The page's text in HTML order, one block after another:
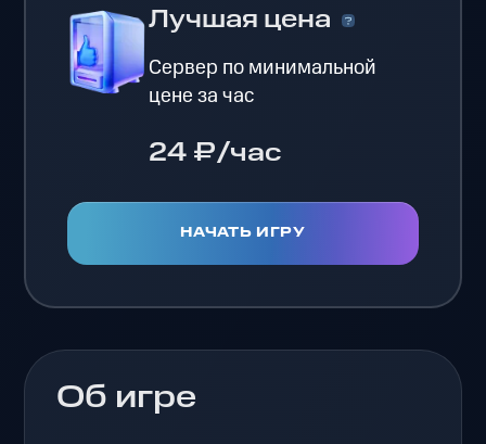
Лучшая цена
Сервер по минимальной
цене за час
24 ₽/час
НАЧАТЬ ИГРУ
Об игре